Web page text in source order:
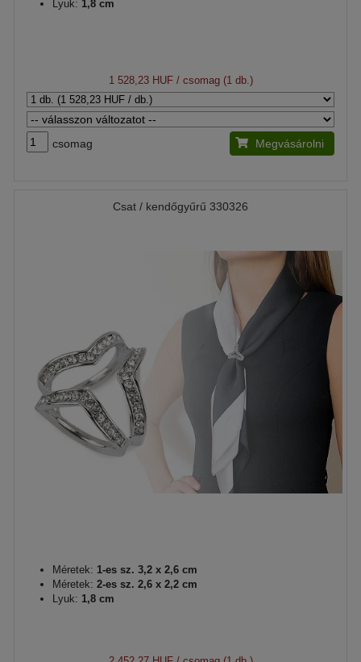
Lyuk: 1,8 cm
1 528,23 HUF/ csomag (1 db.)
csomag Megvásárolni
Csat / kendőgyűrű 330326
Méretek: 1-es sz. 3,2 x 2,6 cm
Méretek: 2-es sz. 2,6 x 2,2 cm
Lyuk: 1,8 cm